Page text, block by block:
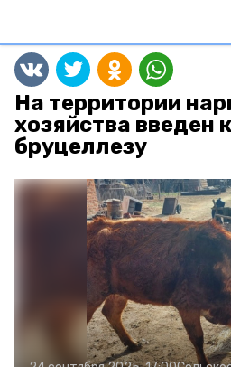
На территории
хозяйства введен
бруцеллезу